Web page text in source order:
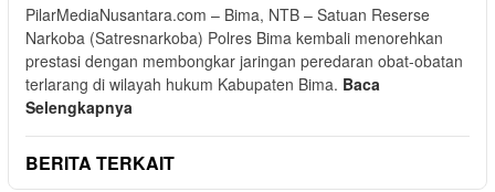
PilarMediaNusantara.com – Bima, NTB – Satuan Reserse
Narkoba (Satresnarkoba) Polres Bima kembali menorehkan
prestasi dengan membongkar jaringan peredaran obat-obatan
terlarang di wilayah hukum Kabupaten Bima. Baca
Selengkapnya
BERITA TERKAIT